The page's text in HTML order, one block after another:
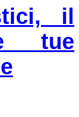
il
tue